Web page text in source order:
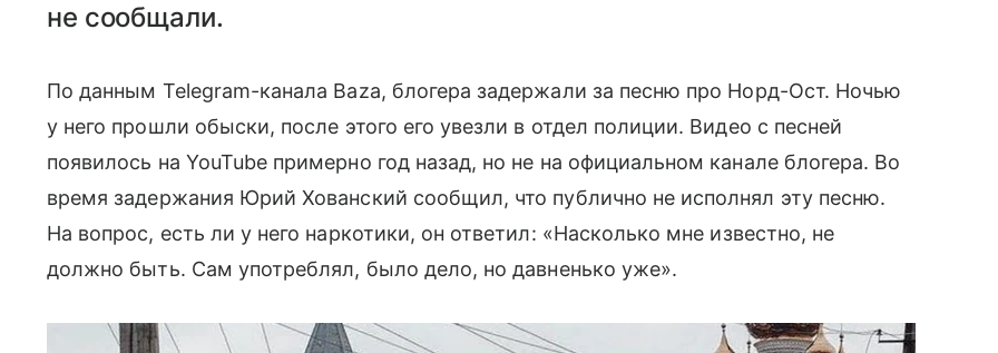
не сообщали.
По данным Telegram-канала Baza, блогера задержали за песню про Норд-Ост. Ночью
у него прошли обыски, после этого его увезли в отдел полиции. Видео с песней
появилось на YouTube примерно год назад, но не на официальном канале блогера. Во
время задержания Юрий Хованский сообщил, что публично не исполнял эту песню.
На вопрос, есть ли у него наркотики, он ответил: «Насколько мне известно, не
должно быть. Сам употреблял, было дело, но давненько уже».